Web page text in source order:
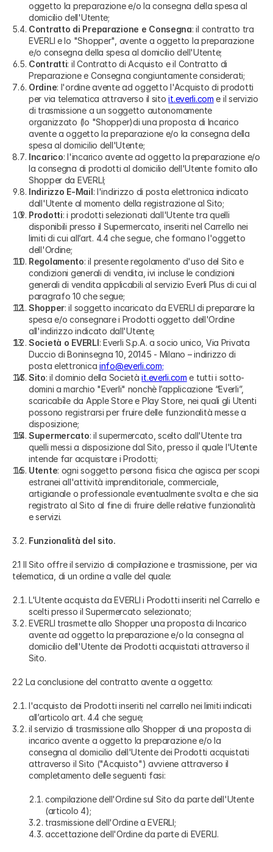
oggetto la preparazione e/o la consegna della spesa al
domicilio dell'Utente;
Contratto di Preparazione e Consegna: il contratto tra
EVERLI e lo "Shopper", avente a oggetto la preparazione
e/o consegna della spesa al domicilio dell'Utente;
Contratti: il Contratto di Acquisto e il Contratto di
Preparazione e Consegna congiuntamente considerati;
Ordine: l'ordine avente ad oggetto l'Acquisto di prodotti
per via telematica attraverso il sitoit.everli.com e il servizio
di trasmissione a un soggetto autonomamente
organizzato (lo "Shopper)di una proposta di Incarico
avente a oggetto la preparazione e/o la consegna della
spesa al domicilio dell'Utente;
Incarico: l'incarico avente ad oggetto la preparazione e/o
la consegna di prodotti al domicilio dell'Utente fornito allo
Shopper da EVERLI;
Indirizzo E-Mail: l'indirizzo di posta elettronica indicato
dall'Utente al momento della registrazione al Sito;
Prodotti: i prodotti selezionati dall'Utente tra quelli
disponibili presso il Supermercato, inseriti nel Carrello nei
limiti di cui all’art. 4.4 che segue, che formano l'oggetto
dell'Ordine;
Regolamento: il presente regolamento d'uso del Sito e
condizioni generali di vendita, ivi incluse le condizioni
generali di vendita applicabili al servizio Everli Plus di cui al
paragrafo 10 che segue;
Shopper: il soggetto incaricato da EVERLI di preparare la
spesa e/o consegnare i Prodotti oggetto dell'Ordine
all'indirizzo indicato dall'Utente;
Società o EVERLI: Everli S.p.A. a socio unico, Via Privata
Duccio di Boninsegna 10, 20145 - Milano – indirizzo di
posta elettronica info@everli.com;
Sito: il dominio della Societàit.everli.com e tutti i sotto-
domini a marchio "Everli" nonchè l’applicazione “Everli”,
scaricabile da Apple Store e Play Store, nei quali gli Utenti
possono registrarsi per fruire delle funzionalità messe a
disposizione;
Supermercato: il supermercato, scelto dall'Utente tra
quelli messi a disposizione dal Sito, presso il quale l'Utente
intende far acquistare i Prodotti;
Utente: ogni soggetto persona fisica che agisca per scopi
estranei all'attività imprenditoriale, commerciale,
artigianale o professionale eventualmente svolta e che sia
registrato al Sito al fine di fruire delle relative funzionalità
e servizi.
Funzionalità del sito.
2.1 Il Sito offre il servizio di compilazione e trasmissione, per via
telematica, di un ordine a valle del quale:
L'Utente acquista da EVERLI i Prodotti inseriti nel Carrello e
scelti presso il Supermercato selezionato;
EVERLI trasmette allo Shopper una proposta di Incarico
avente ad oggetto la preparazione e/o la consegna al
domicilio dell'Utente dei Prodotti acquistati attraverso il
Sito.
2.2 La conclusione del contratto avente a oggetto:
l'acquisto dei Prodotti inseriti nel carrello nei limiti indicati
all’articolo art. 4.4 che segue;
il servizio di trasmissione allo Shopper di una proposta di
incarico avente a oggetto la preparazione e/o la
consegna al domicilio dell'Utente dei Prodotti acquistati
attraverso il Sito ("Acquisto") avviene attraverso il
completamento delle seguenti fasi:
compilazione dell'Ordine sul Sito da parte dell'Utente
(articolo 4);
trasmissione dell'Ordine a EVERLI;
accettazione dell'Ordine da parte di EVERLI.